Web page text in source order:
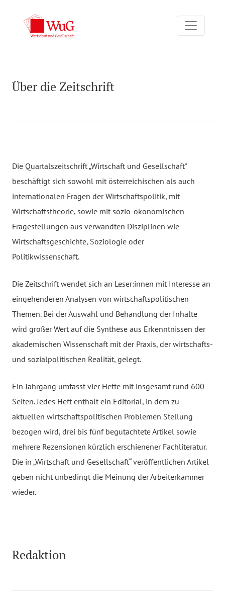
Über die Zeitschrift
Über die Zeitschrift
Die Quartalszeitschrift „Wirtschaft und Gesellschaft"
beschäftigt sich sowohl mit österreichischen als auch
internationalen Fragen der Wirtschaftspolitik, mit
Wirtschaftstheorie, sowie mit sozio-ökonomischen
Fragestellungen aus verwandten Disziplinen wie
Wirtschaftsgeschichte, Soziologie oder
Politikwissenschaft.
Die Zeitschrift wendet sich an Leser:innen mit Interesse an
eingehenderen Analysen von wirtschaftspolitischen
Themen. Bei der Auswahl und Behandlung der Inhalte
wird großer Wert auf die Synthese aus Erkenntnissen der
akademischen Wissenschaft mit der Praxis, der wirtschafts-
und sozialpolitischen Realität, gelegt.
Ein Jahrgang umfasst vier Hefte mit insgesamt rund 600
Seiten. Jedes Heft enthält ein Editorial, in dem zu
aktuellen wirtschaftspolitischen Problemen Stellung
bezogen wird, drei bis fünf begutachtete Artikel sowie
mehrere Rezensionen kürzlich erschienener Fachliteratur.
Die in „Wirtschaft und Gesellschaft“ veröffentlichen Artikel
geben nicht unbedingt die Meinung der Arbeiterkammer
wieder.
Redaktion